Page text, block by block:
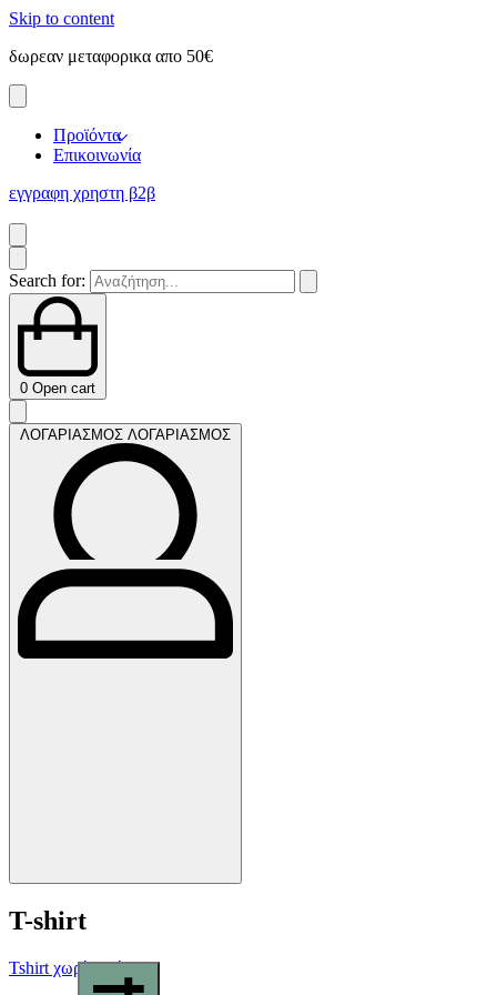
Skip to content
δωρεαν μεταφορικα απο 50€
Προϊόντα
Επικοινωνία
εγγραφη χρηστη β2β
Search for:
0 Open cart
ΛΟΓΑΡΙΑΣΜΟΣ ΛΟΓΑΡΙΑΣΜΟΣ
T-shirt
Tshirt χωρίς στάμπα